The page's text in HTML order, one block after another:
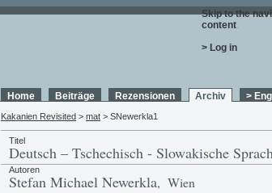
Skip to the
content.
> Log in
Home Beiträge Rezensionen Archiv >
Kakanien Revisited > mat > SNewerkla1
Titel
Deutsch – Tschechisch - Slowakische
Autoren
Stefan Michael Newerkla, Wien